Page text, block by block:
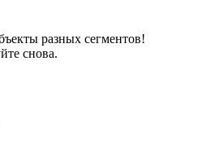
разных сегментов!
снова.